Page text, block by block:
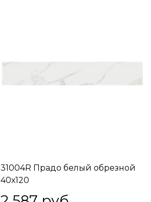
31004R Прадо белый обрезной
40х120